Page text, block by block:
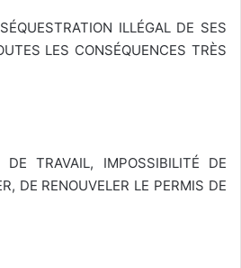
ILLÉGAL DE SES
LES CONSÉQUENCES TRÈS
TRAVAIL, IMPOSSIBILITÉ DE
DE RENOUVELER LE PERMIS DE